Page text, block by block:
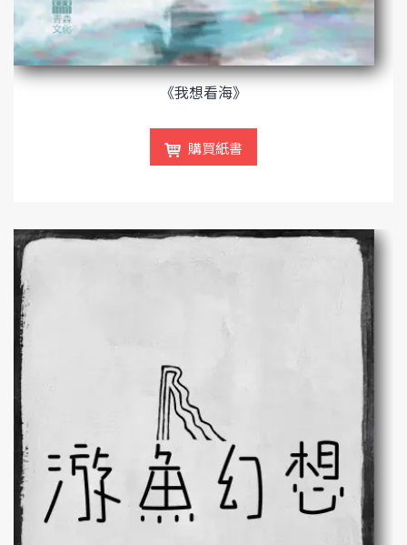
《我想看海》
購買紙書